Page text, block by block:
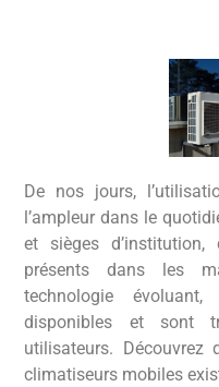
De nos jours,
l’ampleur dans le
et sièges
présents dans les
technologie
disponibles et sont
utilisateurs. Découvrez
climatiseurs mobiles